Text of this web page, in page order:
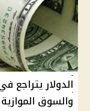
والسوق